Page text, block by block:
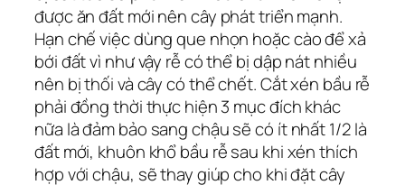
được ăn đất mới nên cây phát triển mạnh.
Hạn chế việc dùng que nhọn hoặc cào để xả
bới đất vì như vậy rễ có thể bị dập nát nhiều
nên bị thối và cây có thể chết. Cắt xén bầu rễ
phải đồng thời thực hiện 3 mục đích khác
nữa là đảm bảo sang chậu sẽ có ít nhất 1/2 là
đất mới, khuôn khổ bầu rễ sau khi xén thích
hợp với chậu, sẽ thay giúp cho khi đặt cây